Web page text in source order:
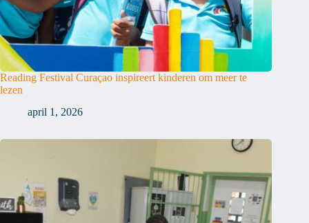
Reading Festival Curaçao inspireert kinderen om meer te
lezen
april 1, 2026